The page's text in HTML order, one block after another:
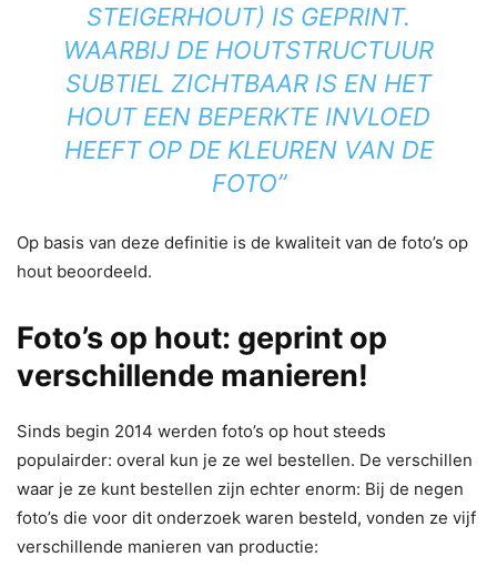
STEIGERHOUT) IS GEPRINT.
WAARBIJ DE HOUTSTRUCTUUR
SUBTIEL ZICHTBAAR IS EN HET
HOUT EEN BEPERKTE INVLOED
HEEFT OP DE KLEUREN VAN DE
FOTO”
Op basis van deze definitie is de kwaliteit van de foto’s op
hout beoordeeld.
Foto’s op hout: geprint op
verschillende manieren!
Sinds begin 2014 werden foto’s op hout steeds
populairder: overal kun je ze wel bestellen. De verschillen
waar je ze kunt bestellen zijn echter enorm: Bij de negen
foto’s die voor dit onderzoek waren besteld, vonden ze vijf
verschillende manieren van productie: